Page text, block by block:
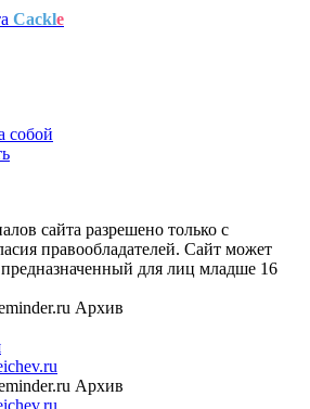
Cackle
собой
сайта разрешено только с
правообладателей. Сайт может
предназначенный для лиц младше 16
Архив
Архив